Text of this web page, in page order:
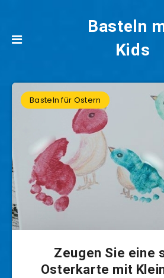
Basteln
Kids
Basteln für Ostern
Zeugen Sie eine
Osterkarte mit